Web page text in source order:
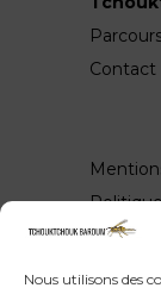
Nous utilisons des
Contact